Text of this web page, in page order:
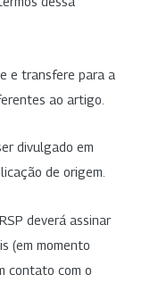
e transfere para a
ao artigo.
divulgado em
de origem.
deverá assinar
(em momento
contato com o